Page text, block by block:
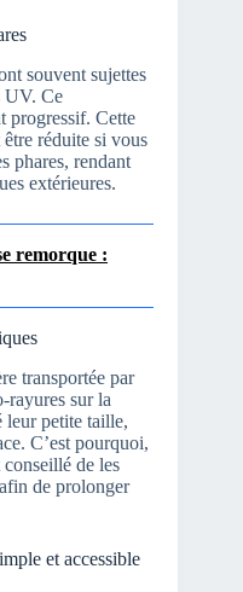
souvent sujettes
UV. Ce
progressif. Cette
réduite si vous
phares, rendant
extérieures.
remorque :
transportée par
rayures sur la
leur petite taille,
C’est pourquoi,
de les
de prolonger
et accessible